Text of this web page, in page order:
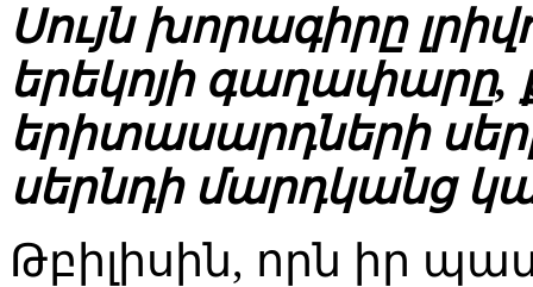
Սույն խորագիրը
երեկոյի
երիտասարդների
սերնդի մարդկանց
Թբիլիսին, որն իր